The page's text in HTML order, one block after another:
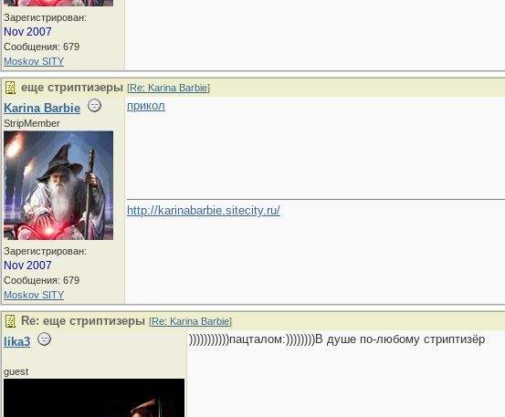
Зарегистрирован:
Nov 2007
Сообщения: 679
Moskov SITY
еще стриптизеры [Re: Karina Barbie]
Karina Barbie
StripMember
Зарегистрирован:
Nov 2007
Сообщения: 679
Moskov SITY
прикол
http://karinabarbie.sitecity.ru/
Re: еще стриптизеры [Re: Karina Barbie]
lika3
guest
)))))))))))пацталом:))))))))В душе по-любому стриптизёр